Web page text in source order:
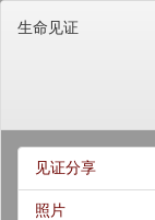
生命见证
见证分享
照片